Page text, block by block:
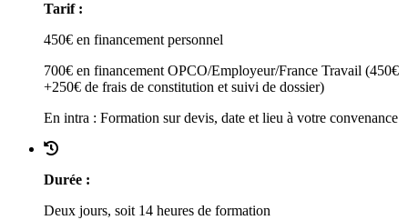
Tarif :
450€ en financement personnel
700€ en financement OPCO/Employeur/France Travail (450€
+250€ de frais de constitution et suivi de dossier)
En intra : Formation sur devis, date et lieu à votre convenance
Durée :
Deux jours, soit 14 heures de formation